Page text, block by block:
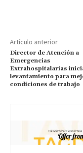
Artículo anterior
Director de Atención a
Emergencias
Extrahospitalarias
levantamiento para
condiciones de trabajo